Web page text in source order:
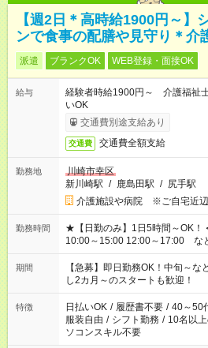
【週2日＊高時給1900円～】
ンで食事の配膳や見守り＊介
派遣 ブランクOK WEB登録・面接OK
給与
経験者時給1900円～ 介護福祉
いOK
交通費別途支給あり
交通費 交通費全額支給
勤務地
川崎市幸区
新川崎駅 / 鹿島田駅 / 尻手駅
介護施設や病院 ※ご自宅近辺
勤務時間
★【日勤のみ】1日5時間～OK！ ≪シフト例≫ 9:00～14:00
10:00～15:00 12:00～17:00 な
期間
【急募】即日勤務OK！中旬～
し2カ月～のスタートも歓迎！
特徴 日払いOK / 履歴書不要 / 40～50
服装自由 / シフト勤務 / 10名以
ソコンスキル不要